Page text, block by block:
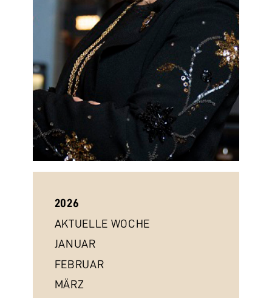
2026
AKTUELLE WOCHE
JANUAR
FEBRUAR
MÄRZ